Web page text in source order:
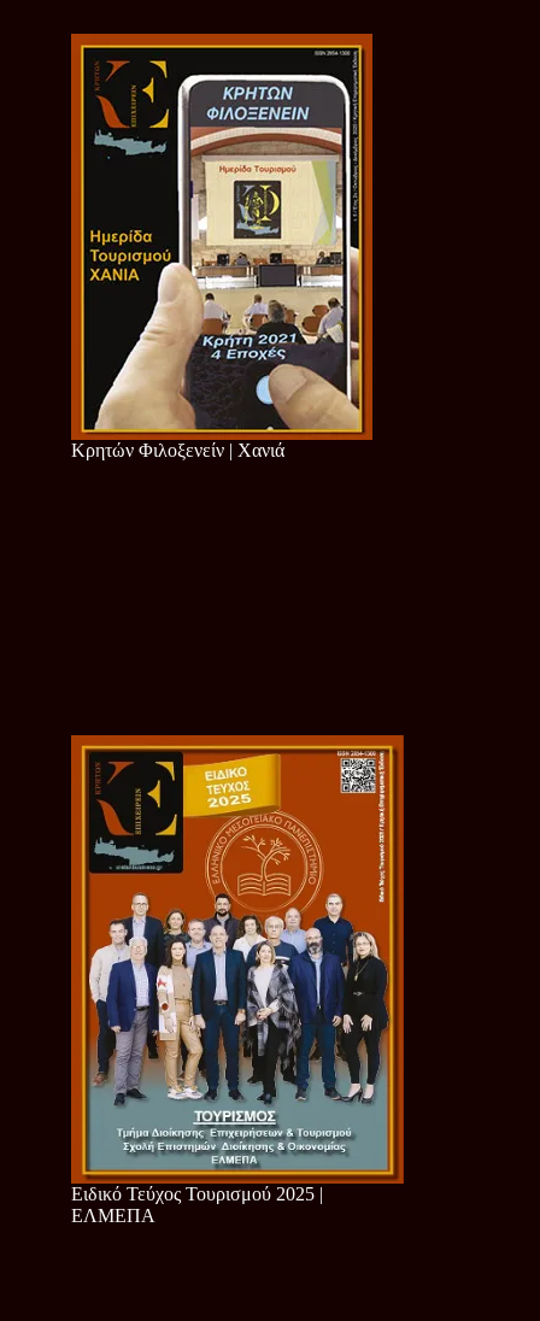
Κρητών Φιλοξενείν | Χανιά
Ειδικό Τεύχος Τουρισμού 2025 |
ΕΛΜΕΠΑ